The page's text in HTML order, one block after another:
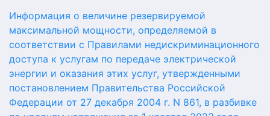
Информация о величине резервируемой
максимальной мощности, определяемой в
соответствии с Правилами недискриминационного
доступа к услугам по передаче электрической
энергии и оказания этих услуг, утвержденными
постановлением Правительства Российской
Федерации от 27 декабря 2004 г. N 861, в разбивке